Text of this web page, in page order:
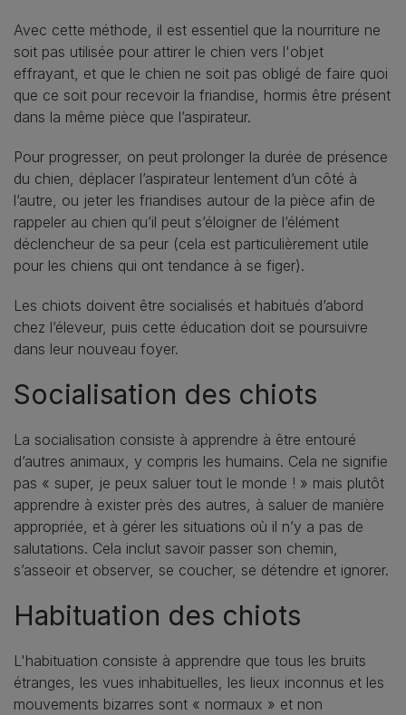
Avec cette méthode, il est essentiel que la nourriture ne
soit pas utilisée pour attirer le chien vers l'objet
effrayant, et que le chien ne soit pas obligé de faire quoi
que ce soit pour recevoir la friandise, hormis être présent
dans la même pièce que l’aspirateur.
Pour progresser, on peut prolonger la durée de présence
du chien, déplacer l’aspirateur lentement d’un côté à
l’autre, ou jeter les friandises autour de la pièce afin de
rappeler au chien qu’il peut s’éloigner de l’élément
déclencheur de sa peur (cela est particulièrement utile
pour les chiens qui ont tendance à se figer).
Les chiots doivent être socialisés et habitués d’abord
chez l’éleveur, puis cette éducation doit se poursuivre
dans leur nouveau foyer.
Socialisation des chiots
La socialisation consiste à apprendre à être entouré
d’autres animaux, y compris les humains. Cela ne signifie
pas « super, je peux saluer tout le monde ! » mais plutôt
apprendre à exister près des autres, à saluer de manière
appropriée, et à gérer les situations où il n’y a pas de
salutations. Cela inclut savoir passer son chemin,
s’asseoir et observer, se coucher, se détendre et ignorer.
Habituation des chiots
L'habituation consiste à apprendre que tous les bruits
étranges, les vues inhabituelles, les lieux inconnus et les
mouvements bizarres sont « normaux » et non